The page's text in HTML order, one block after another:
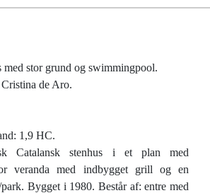
med stor grund og swimmingpool.
de Aro.
1,9 HC.
Catalansk stenhus i et plan med
veranda med indbygget grill og en
Bygget i 1980. Består af: entre med